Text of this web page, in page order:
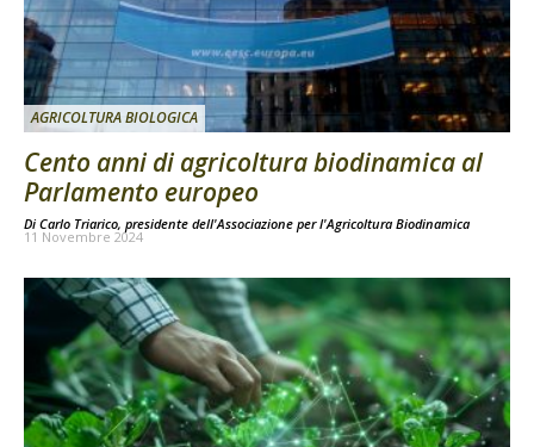
AGRICOLTURA BIOLOGICA
Cento anni di agricoltura biodinamica al
Parlamento europeo
Di Carlo Triarico, presidente dell'Associazione per l'Agricoltura Biodinamica
11 Novembre 2024